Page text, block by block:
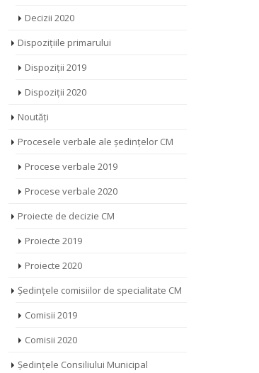
Decizii 2020
Dispozițiile primarului
Dispoziții 2019
Dispoziții 2020
Noutăți
Procesele verbale ale ședințelor CM
Procese verbale 2019
Procese verbale 2020
Proiecte de decizie CM
Proiecte 2019
Proiecte 2020
Ședințele comisiilor de specialitate CM
Comisii 2019
Comisii 2020
Ședințele Consiliului Municipal